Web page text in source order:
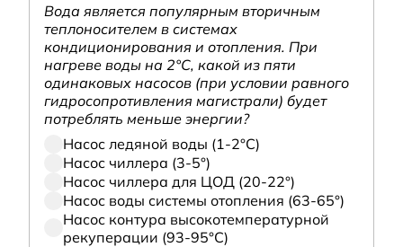
Вода является популярным вторичным
теплоносителем в системах
кондиционирования и отопления. При
нагреве воды на 2°С, какой из пяти
одинаковых насосов (при условии равного
гидросопротивления магистрали) будет
потреблять меньше энергии?
Насос ледяной воды (1-2°С)
Насос чиллера (3-5°)
Насос чиллера для ЦОД (20-22°)
Насос воды системы отопления (63-65°)
Насос контура высокотемпературной
рекуперации (93-95°С)